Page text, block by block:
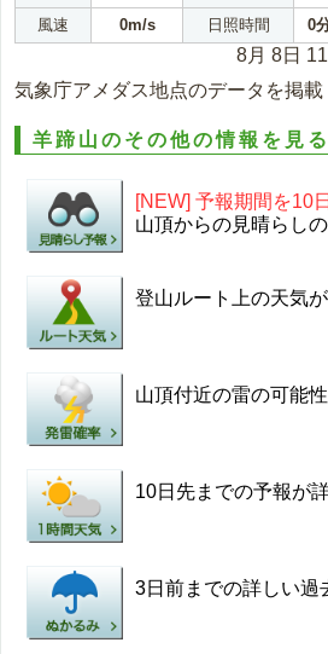
風速
0m/s 日照時間 0
8月 8日
気象庁アメダス地点のデータを掲載
羊蹄山のその他の情報を見
[NEW] 予報期間を10
山頂からの見晴らし
登山ルート上の天気
山頂付近の雷の可能
10日先までの予報が
3日前までの詳しい過